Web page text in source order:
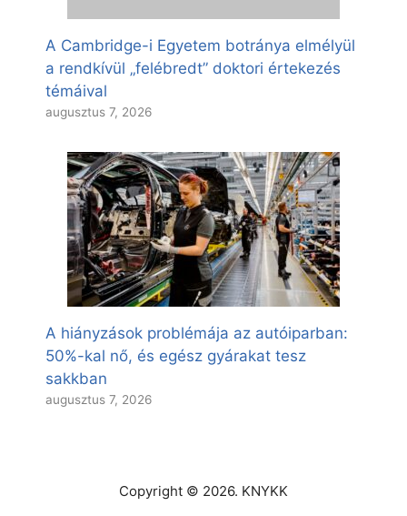
A Cambridge-i Egyetem botránya elmélyül
a rendkívül „felébredt” doktori értekezés
témáival
augusztus 7, 2026
A hiányzások problémája az autóiparban:
50%-kal nő, és egész gyárakat tesz
sakkban
augusztus 7, 2026
Copyright © 2026. KNYKK